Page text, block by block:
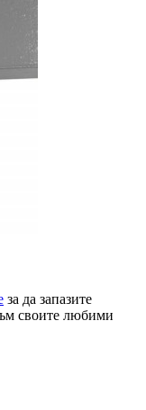
за да запазите
своите любими